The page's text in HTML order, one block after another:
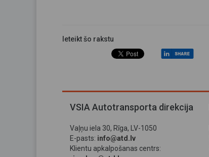
Ieteikt šo rakstu
VSIA Autotransporta direkcija
Vaļņu iela 30, Rīga, LV-1050
E-pasts: info@atd.lv
Klientu apkalpošanas centrs: